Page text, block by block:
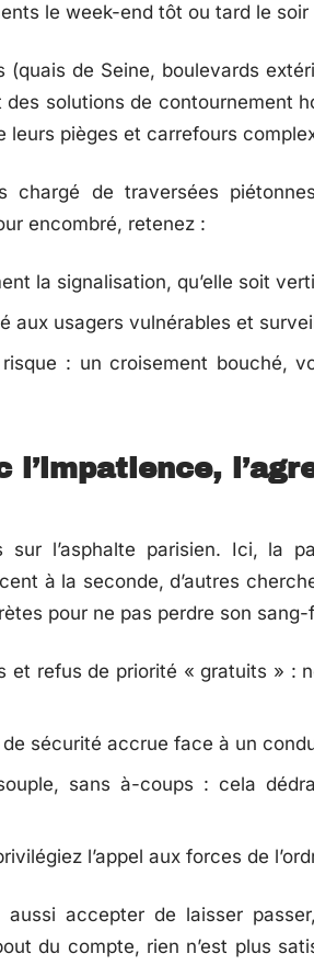
le week-end tôt ou tard le
(quais de Seine, boulevards
solutions de contournement
leurs pièges et carrefours
chargé de traversées
encombré, retenez :
la signalisation, qu’elle soit
aux usagers vulnérables et
: un croisement bouché,
l’impatience,
sur l’asphalte parisien. Ici, la
à la seconde, d’autres
pour ne pas perdre son
et refus de priorité « gratuits » :
sécurité accrue face à un
sans à-coups : cela
l’appel aux forces de
aussi accepter de laisser
du compte, rien n’est plus